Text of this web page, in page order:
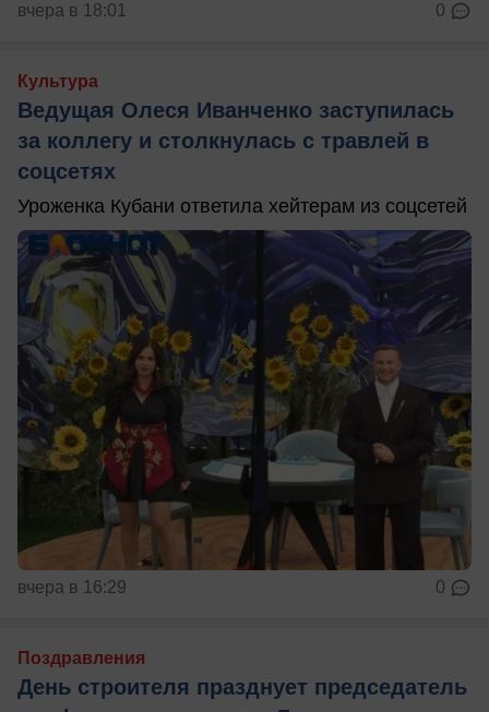
вчера в 18:01 0
Культура
Ведущая Олеся Иванченко заступилась
за коллегу и столкнулась с травлей в
соцсетях
Уроженка Кубани ответила хейтерам из соцсетей
вчера в 16:29 0
Поздравления
День строителя празднует председатель